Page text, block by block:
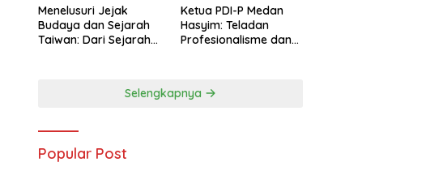
Menelusuri Jejak
Budaya dan Sejarah
Taiwan: Dari Sejarah
Sejarah Chiang Kai-
Ketua PDI-P Medan
Hasyim: Teladan
Profesionalisme dan
Selengkapnya
Popular Post